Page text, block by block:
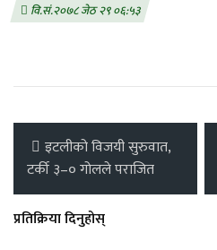
वि.सं.२०७८ जेठ २९ ०६:५३
इटलीको विजयी सुरुवात,
टर्की ३–० गोलले पराजित
प्रतिक्रिया दिनुहोस्